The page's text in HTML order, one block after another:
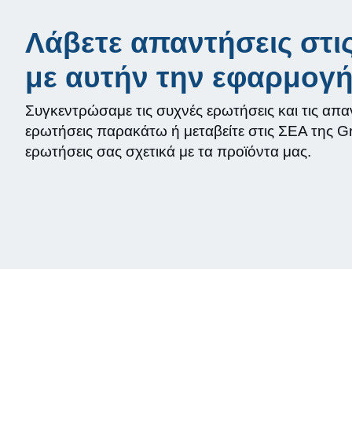
Λάβετε απαντήσεις
με αυτήν την
Συγκεντρώσαμε τις συχνές ερωτήσεις και τις
ερωτήσεις παρακάτω ή μεταβείτε στις ΣΕΑ της
ερωτήσεις σας σχετικά με τα προϊόντα μας.